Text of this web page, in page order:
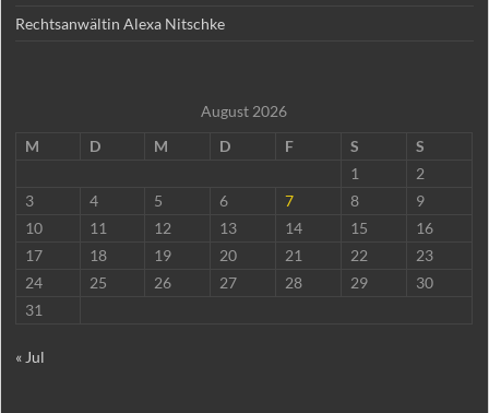
Rechtsanwältin Alexa Nitschke
August 2026
M
D M D F S
S
1
2
3
4 5 6 7 8
9
10
11 12 13 14 15
16
17
18 19 20 21 22
23
24
25 26 27 28 29
30
31
« Jul